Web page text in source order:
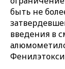
быть не
введения в